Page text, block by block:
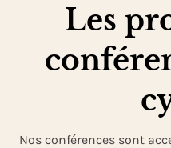
Les
Nos conférences sont